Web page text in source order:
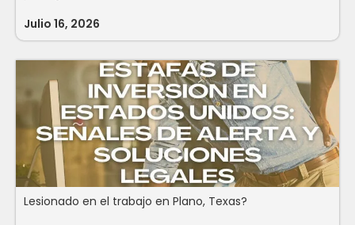
Julio 16, 2026
Lesionado en el trabajo en Plano, Texas?